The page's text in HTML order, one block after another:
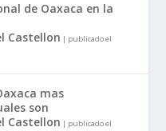
de Oaxaca en la
Castellon | publicado el
mas
son
Castellon | publicado el